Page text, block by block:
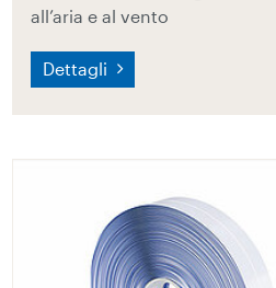
all’aria e al vento
Dettagli